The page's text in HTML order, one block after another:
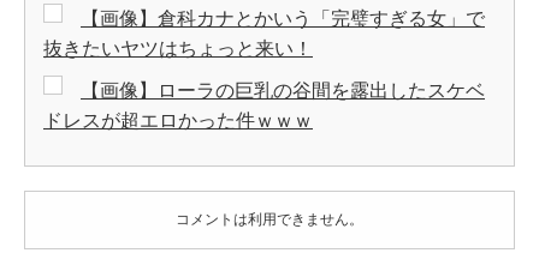
【画像】倉科カナとかいう「完璧すぎる女」で
抜きたいヤツはちょっと来い！
【画像】ローラの巨乳の谷間を露出したスケベ
ドレスが超エロかった件ｗｗｗ
コメントは利用できません。